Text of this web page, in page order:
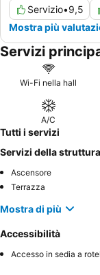
Servizio•9,5
Mostra più
Servizi
Wi-Fi nella hall
A/C
Tutti i servizi
Servizi della struttura
Ascensore
Terrazza
Mostra di più
Accessibilità
Accesso in sedia a